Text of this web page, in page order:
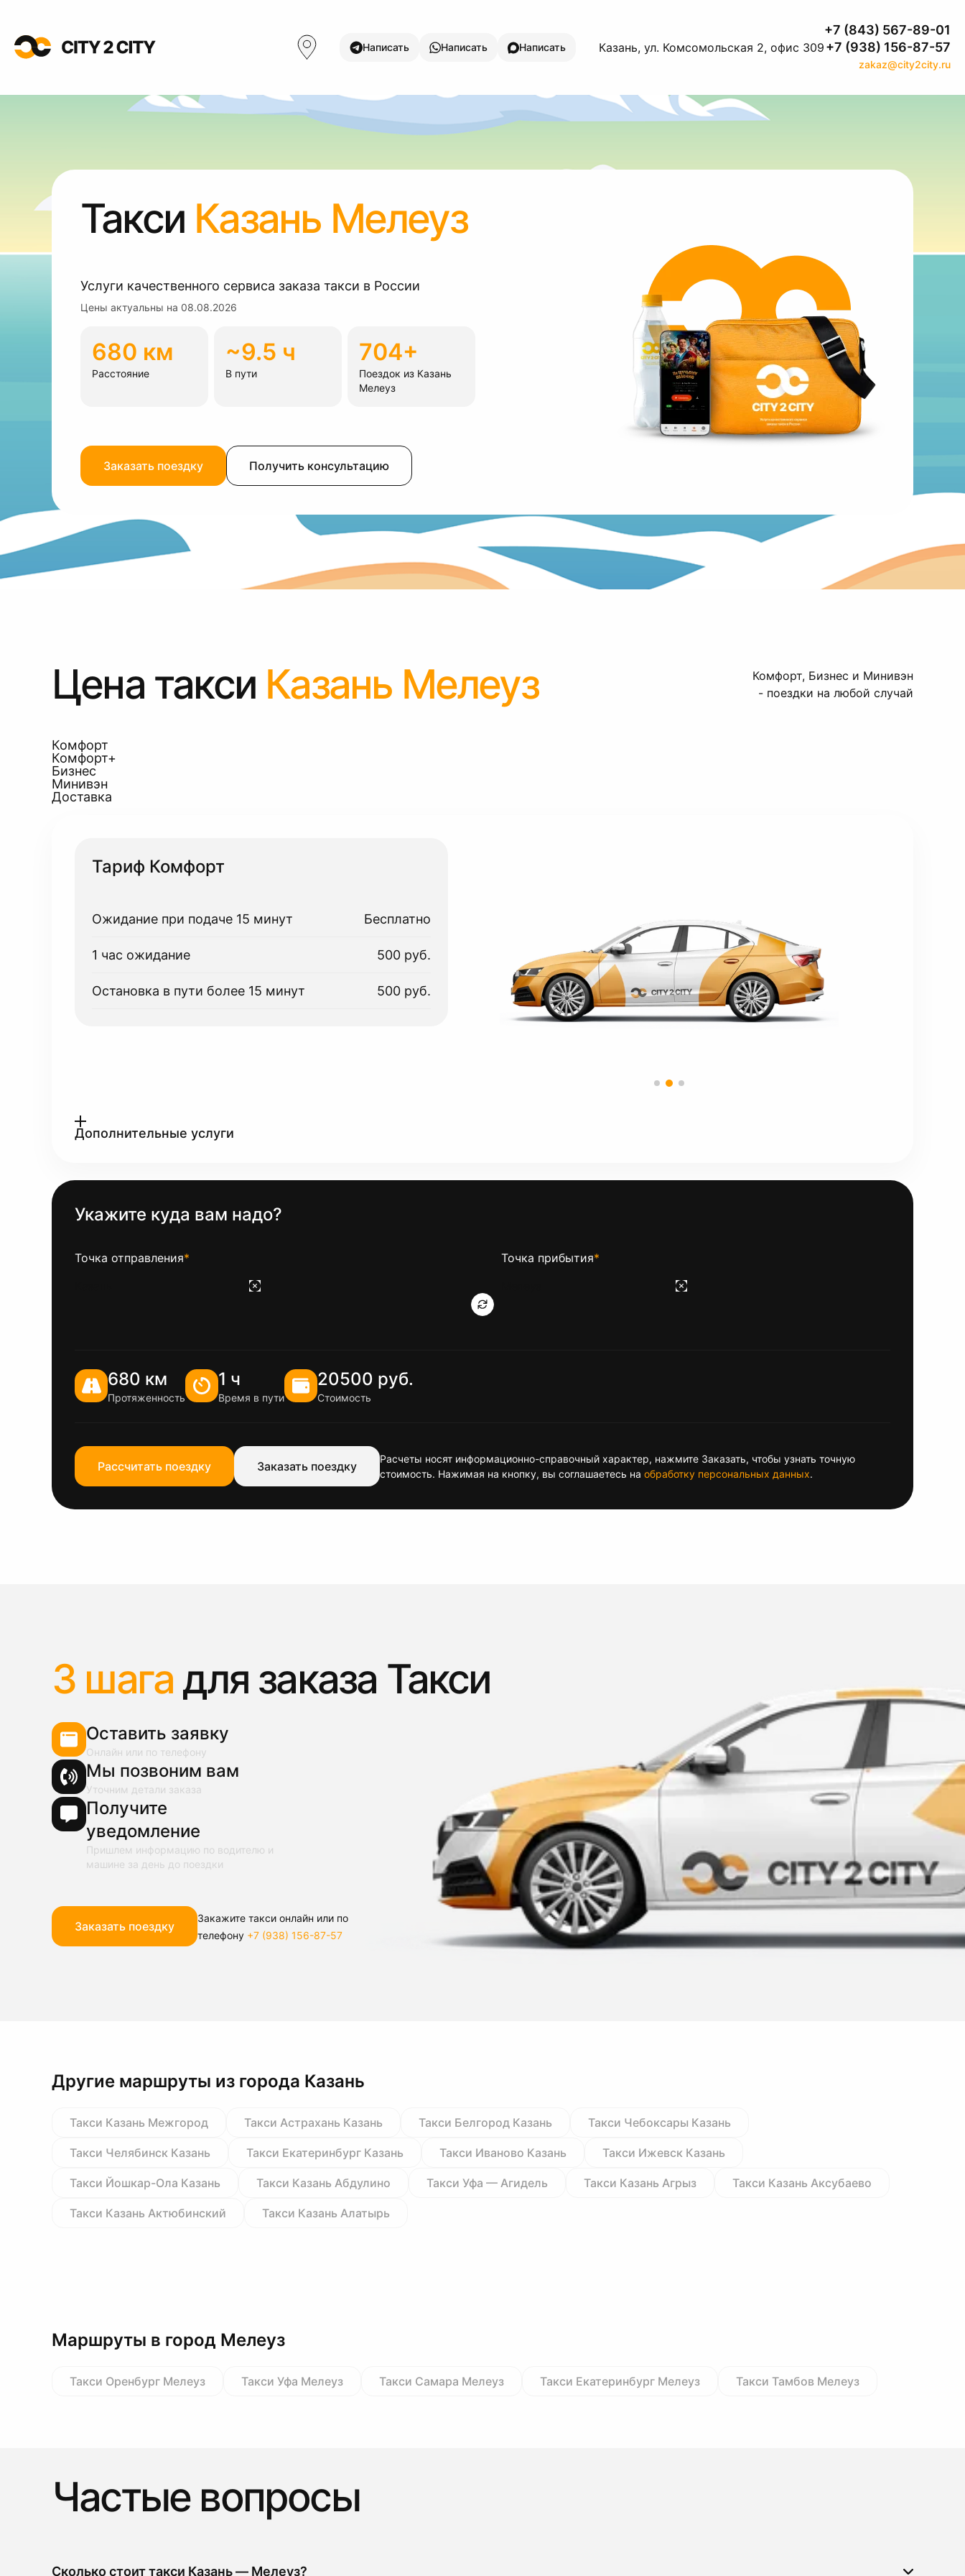
Написать Написать Написать Казань, ул. Комсомольская 2, офис 309
+7 (843) 567-89-01
+7 (938) 156-87-57
zakaz@city2city.ru
Такси Казань Мелеуз
Услуги качественного сервиса заказа такси в России
Цены актуальны на 08.08.2026
680 км
Расстояние
~9.5 ч
В пути
704+
Поездок из Казань
Мелеуз
Заказать поездку Получить консультацию
Цена такси Казань Мелеуз
Комфорт, Бизнес и Минивэн
- поездки на любой случай
Комфорт
Комфорт+
Бизнес
Минивэн
Доставка
Тариф Комфорт
Ожидание при подаче 15 минут Бесплатно
1 час ожидание 500 руб.
Остановка в пути более 15 минут 500 руб.
Дополнительные услуги
Укажите куда вам надо?
Точка отправления* Точка прибытия*
680 км
Протяженность
1 ч
Время в пути
20500 руб.
Стоимость
Рассчитать поездку Заказать поездку
Расчеты носят информационно-справочный характер, нажмите Заказать, чтобы узнать точную
стоимость. Нажимая на кнопку, вы соглашаетесь на обработку персональных данных.
3 шага для заказа Такси
Оставить заявку
Онлайн или по телефону
Мы позвоним вам
Уточним детали заказа
Получите
уведомление
Пришлем информацию по водителю и
машине за день до поездки
Заказать поездку
Закажите такси онлайн или по
телефону +7 (938) 156-87-57
Другие маршруты из города Казань
Такси Казань Межгород Такси Астрахань Казань Такси Белгород Казань Такси Чебоксары Казань
Такси Челябинск Казань Такси Екатеринбург Казань Такси Иваново Казань Такси Ижевск Казань
Такси Йошкар-Ола Казань Такси Казань Абдулино Такси Уфа — Агидель Такси Казань Агрыз Такси Казань Аксубаево
Такси Казань Актюбинский Такси Казань Алатырь
Маршруты в город Мелеуз
Такси Оренбург Мелеуз Такси Уфа Мелеуз Такси Самара Мелеуз Такси Екатеринбург Мелеуз Такси Тамбов Мелеуз
Частые вопросы
Сколько стоит такси Казань — Мелеуз?